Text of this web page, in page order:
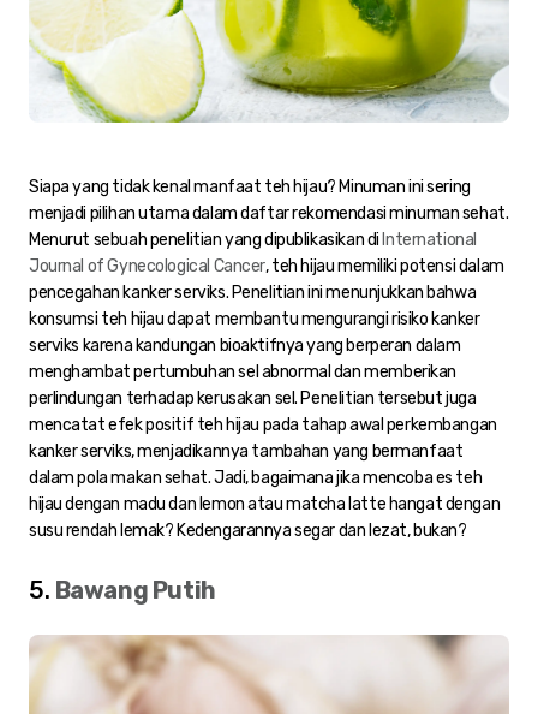
Siapa yang tidak kenal manfaat teh hijau? Minuman ini sering
menjadi pilihan utama dalam daftar rekomendasi minuman sehat.
Menurut sebuah penelitian yang dipublikasikan di International
Journal of Gynecological Cancer, teh hijau memiliki potensi dalam
pencegahan kanker serviks. Penelitian ini menunjukkan bahwa
konsumsi teh hijau dapat membantu mengurangi risiko kanker
serviks karena kandungan bioaktifnya yang berperan dalam
menghambat pertumbuhan sel abnormal dan memberikan
perlindungan terhadap kerusakan sel. Penelitian tersebut juga
mencatat efek positif teh hijau pada tahap awal perkembangan
kanker serviks, menjadikannya tambahan yang bermanfaat
dalam pola makan sehat. Jadi, bagaimana jika mencoba es teh
hijau dengan madu dan lemon atau matcha latte hangat dengan
susu rendah lemak? Kedengarannya segar dan lezat, bukan?
5. Bawang Putih